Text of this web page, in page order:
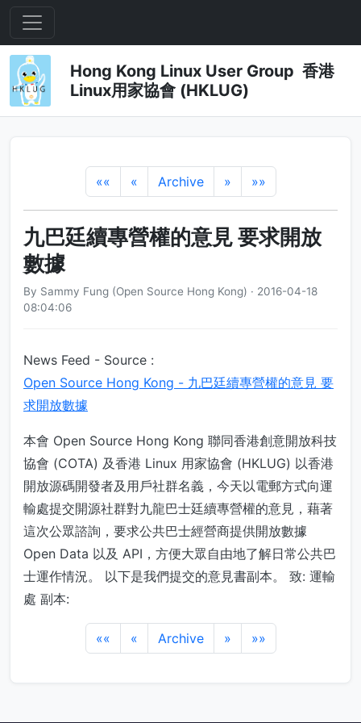
Hong Kong Linux User Group 香港
Linux用家協會 (HKLUG)
«« « Archive » »»
九巴廷續專營權的意見 要求開放
數據
By Sammy Fung (Open Source Hong Kong) · 2016-04-18
08:04:06
News Feed - Source :
Open Source Hong Kong - 九巴廷續專營權的意見 要
求開放數據
本會 Open Source Hong Kong 聯同香港創意開放科技
協會 (COTA) 及香港 Linux 用家協會 (HKLUG) 以香港
開放源碼開發者及用戶社群名義，今天以電郵方式向運
輸處提交開源社群對九龍巴士廷續專營權的意見，藉著
這次公眾諮詢，要求公共巴士經營商提供開放數據
Open Data 以及 API，方便大眾自由地了解日常公共巴
士運作情況。 以下是我們提交的意見書副本。 致: 運輸
處 副本:
«« « Archive » »»